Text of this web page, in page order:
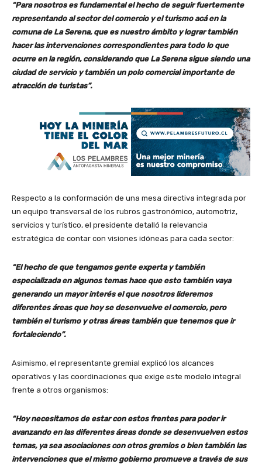
“Para nosotros es fundamental el hecho de seguir fuertemente
representando al sector del comercio y el turismo acá en la
comuna de La Serena, que es nuestro ámbito y lograr también
hacer las intervenciones correspondientes para todo lo que
ocurre en la región, considerando que La Serena sigue siendo una
ciudad de servicio y también un polo comercial importante de
atracción de turistas”.
Respecto a la conformación de una mesa directiva integrada por
un equipo transversal de los rubros gastronómico, automotriz,
servicios y turístico, el presidente detalló la relevancia
estratégica de contar con visiones idóneas para cada sector:
“El hecho de que tengamos gente experta y también
especializada en algunos temas hace que esto también vaya
generando un mayor interés el que nosotros lideremos
diferentes áreas que hoy se desenvuelve el comercio, pero
también el turismo y otras áreas también que tenemos que ir
fortaleciendo”.
Asimismo, el representante gremial explicó los alcances
operativos y las coordinaciones que exige este modelo integral
frente a otros organismos:
“Hoy necesitamos de estar con estos frentes para poder ir
avanzando en las diferentes áreas donde se desenvuelven estos
temas, ya sea asociaciones con otros gremios o bien también las
intervenciones que el mismo gobierno promueve a través de sus